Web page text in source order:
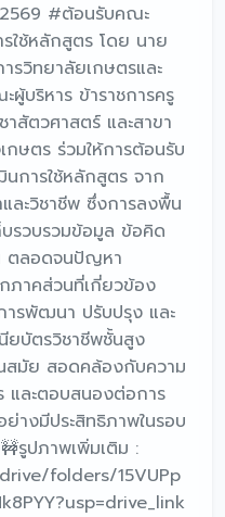
#ต้อนรับคณะ
รใช้หลักสูตร โดย นาย
วิทยาลัยเกษตรและ
บริหาร ข้าราชการครู
สัตวศาสตร์ และสาขา
กษตร ร่วมให้การต้อนรับ
นการใช้หลักสูตร จาก
ละวิชาชีพ ซึ่งการลงพื้น
รวบรวมข้อมูล ข้อคิด
ตลอดจนปัญหา
ภาคส่วนที่เกี่ยวข้อง
ารพัฒนา ปรับปรุง และ
ยบัตรวิชาชีพชั้นสูง
สมัย สอดคล้องกับความ
และตอบสนองต่อการ
างมีประสิทธิภาพในรอบ
รูปภาพเพิ่มเติม :
folders/15VUPp